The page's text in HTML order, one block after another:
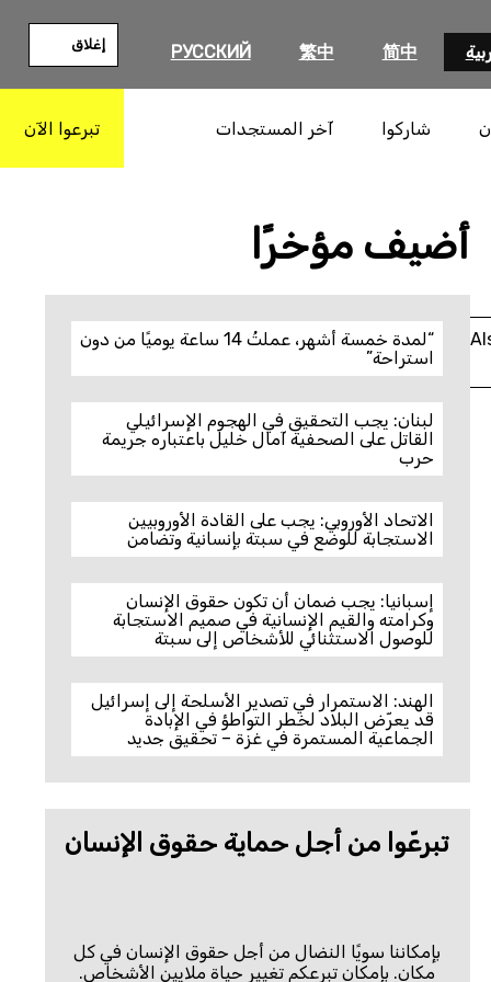
简中
繁中
РУССКИЙ إغلاق
شاركوا آخر المستجدات تبرعوا الآن
أضيف مؤخرًا
“لمدة خمسة أشهر، عملتُ 14 ساعة يوميًا من دون
استراحة”
لبنان: يجب التحقيق في الهجوم الإسرائيلي
القاتل على الصحفية آمال خليل باعتباره جريمة
حرب
الاتحاد الأوروبي: يجب على القادة الأوروبيين
الاستجابة للوضع في سبتة بإنسانية وتضامن
إسبانيا: يجب ضمان أن تكون حقوق الإنسان
وكرامته والقيم الإنسانية في صميم الاستجابة
للوصول الاستثنائي للأشخاص إلى سبتة
الهند: الاستمرار في تصدير الأسلحة إلى إسرائيل
قد يعرّض البلاد لخطر التواطؤ في الإبادة
الجماعية المستمرة في غزة – تحقيق جديد
تبرعّوا من أجل حماية حقوق الإنسان
بإمكاننا سويًا النضال من أجل حقوق الإنسان في كل
مكان. بإمكان تبرعكم تغيير حياة ملايين الأشخاص.